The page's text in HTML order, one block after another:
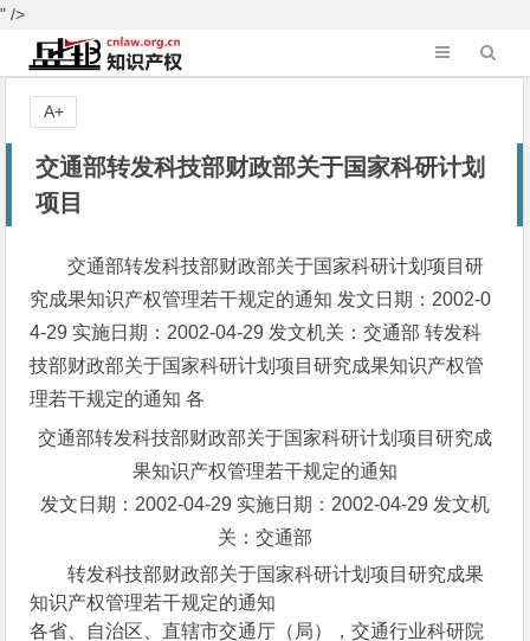
" />
交通部转发科技部财政部关于国家科研计划
项目
交通部转发科技部财政部关于国家科研计划项目研
究成果知识产权管理若干规定的通知 发文日期：2002-0
4-29 实施日期：2002-04-29 发文机关：交通部 转发科
技部财政部关于国家科研计划项目研究成果知识产权管
理若干规定的通知 各
交通部转发科技部财政部关于国家科研计划项目研究成
果知识产权管理若干规定的通知
发文日期：2002-04-29 实施日期：2002-04-29 发文机
关：交通部
转发科技部财政部关于国家科研计划项目研究成果
知识产权管理若干规定的通知
各省、自治区、直辖市交通厅（局），交通行业科研院
A+